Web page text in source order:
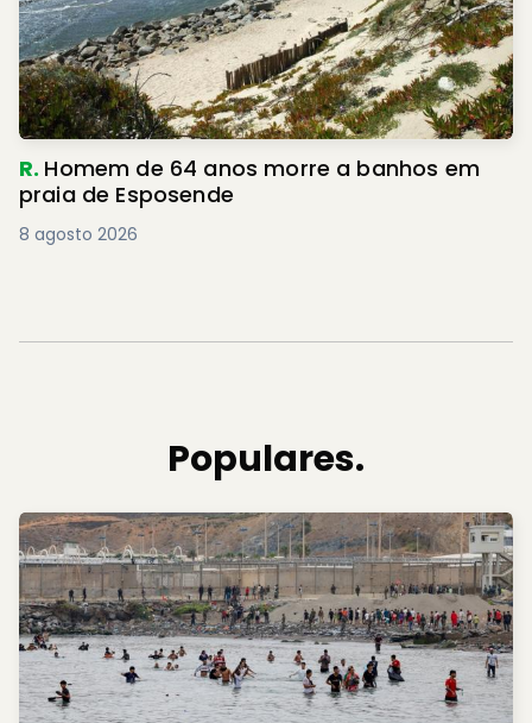
R. Homem de 64 anos morre a banhos em
praia de Esposende
8 agosto 2026
Populares.